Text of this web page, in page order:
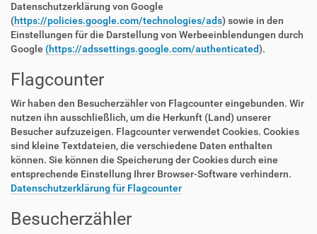
Datenschutzerklärung von Google
(https://policies.google.com/technologies/ads) sowie in den
Einstellungen für die Darstellung von Werbeeinblendungen durch
Google (https://adssettings.google.com/authenticated).
Flagcounter
Wir haben den Besucherzähler von Flagcounter eingebunden. Wir
nutzen ihn ausschließlich, um die Herkunft (Land) unserer
Besucher aufzuzeigen. Flagcounter verwendet Cookies. Cookies
sind kleine Textdateien, die verschiedene Daten enthalten
können. Sie können die Speicherung der Cookies durch eine
entsprechende Einstellung Ihrer Browser-Software verhindern.
Datenschutzerklärung für Flagcounter
Besucherzähler